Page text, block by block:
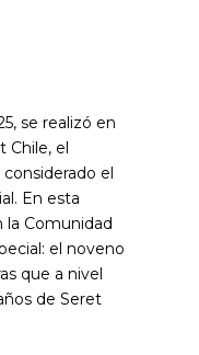
se realizó en
Chile, el
el
En esta
la Comunidad
el noveno
que a nivel
de Seret